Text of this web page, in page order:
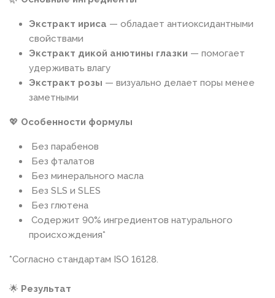
Экстракт ириса — обладает антиоксидантными
свойствами
Экстракт дикой анютины глазки — помогает
удерживать влагу
Экстракт розы — визуально делает поры менее
заметными
💖 Особенности формулы
Без парабенов
Без фталатов
Без минерального масла
Без SLS и SLES
Без глютена
Содержит 90% ингредиентов натурального
происхождения*
*Согласно стандартам ISO 16128.
🌟 Результат